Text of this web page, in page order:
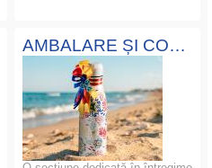
AMBALARE ȘI COMPOZIȚII